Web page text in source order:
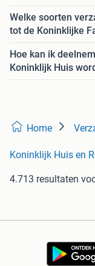
Welke soorten
tot de Koninklijke
Hoe kan ik
Koninklijk Huis
Home
Koninklijk Huis en
4.713 resultaten